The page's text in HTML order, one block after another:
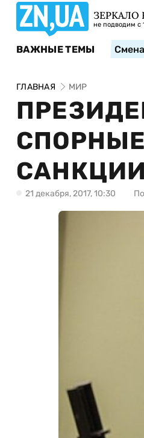
ЗЕРКАЛО
не подводим с
ВАЖНЫЕ ТЕМЫ
ГЛАВНАЯ МИР
21 декабря, 2017, 10:30